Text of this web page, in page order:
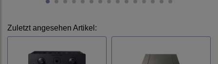
Zuletzt angesehen Artikel: